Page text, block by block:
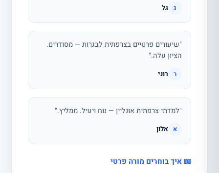
ג גל
"שיעורים פרטיים בצרפתית לבגרות — מסודרים.
הציון עלה."
ר רוני
"למדתי צרפתית אונליין — נוח ויעיל. ממליץ."
א אלון
📖 איך בוחרים מורה פרטי